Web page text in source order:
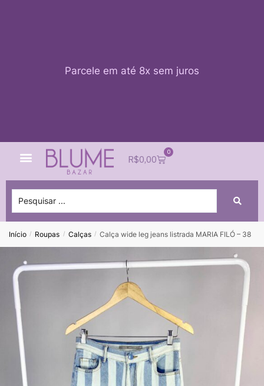
Parcele em até 8x sem juros
R$0,00
0
Início / Roupas / Calças / Calça wide leg jeans listrada MARIA FILÓ – 38